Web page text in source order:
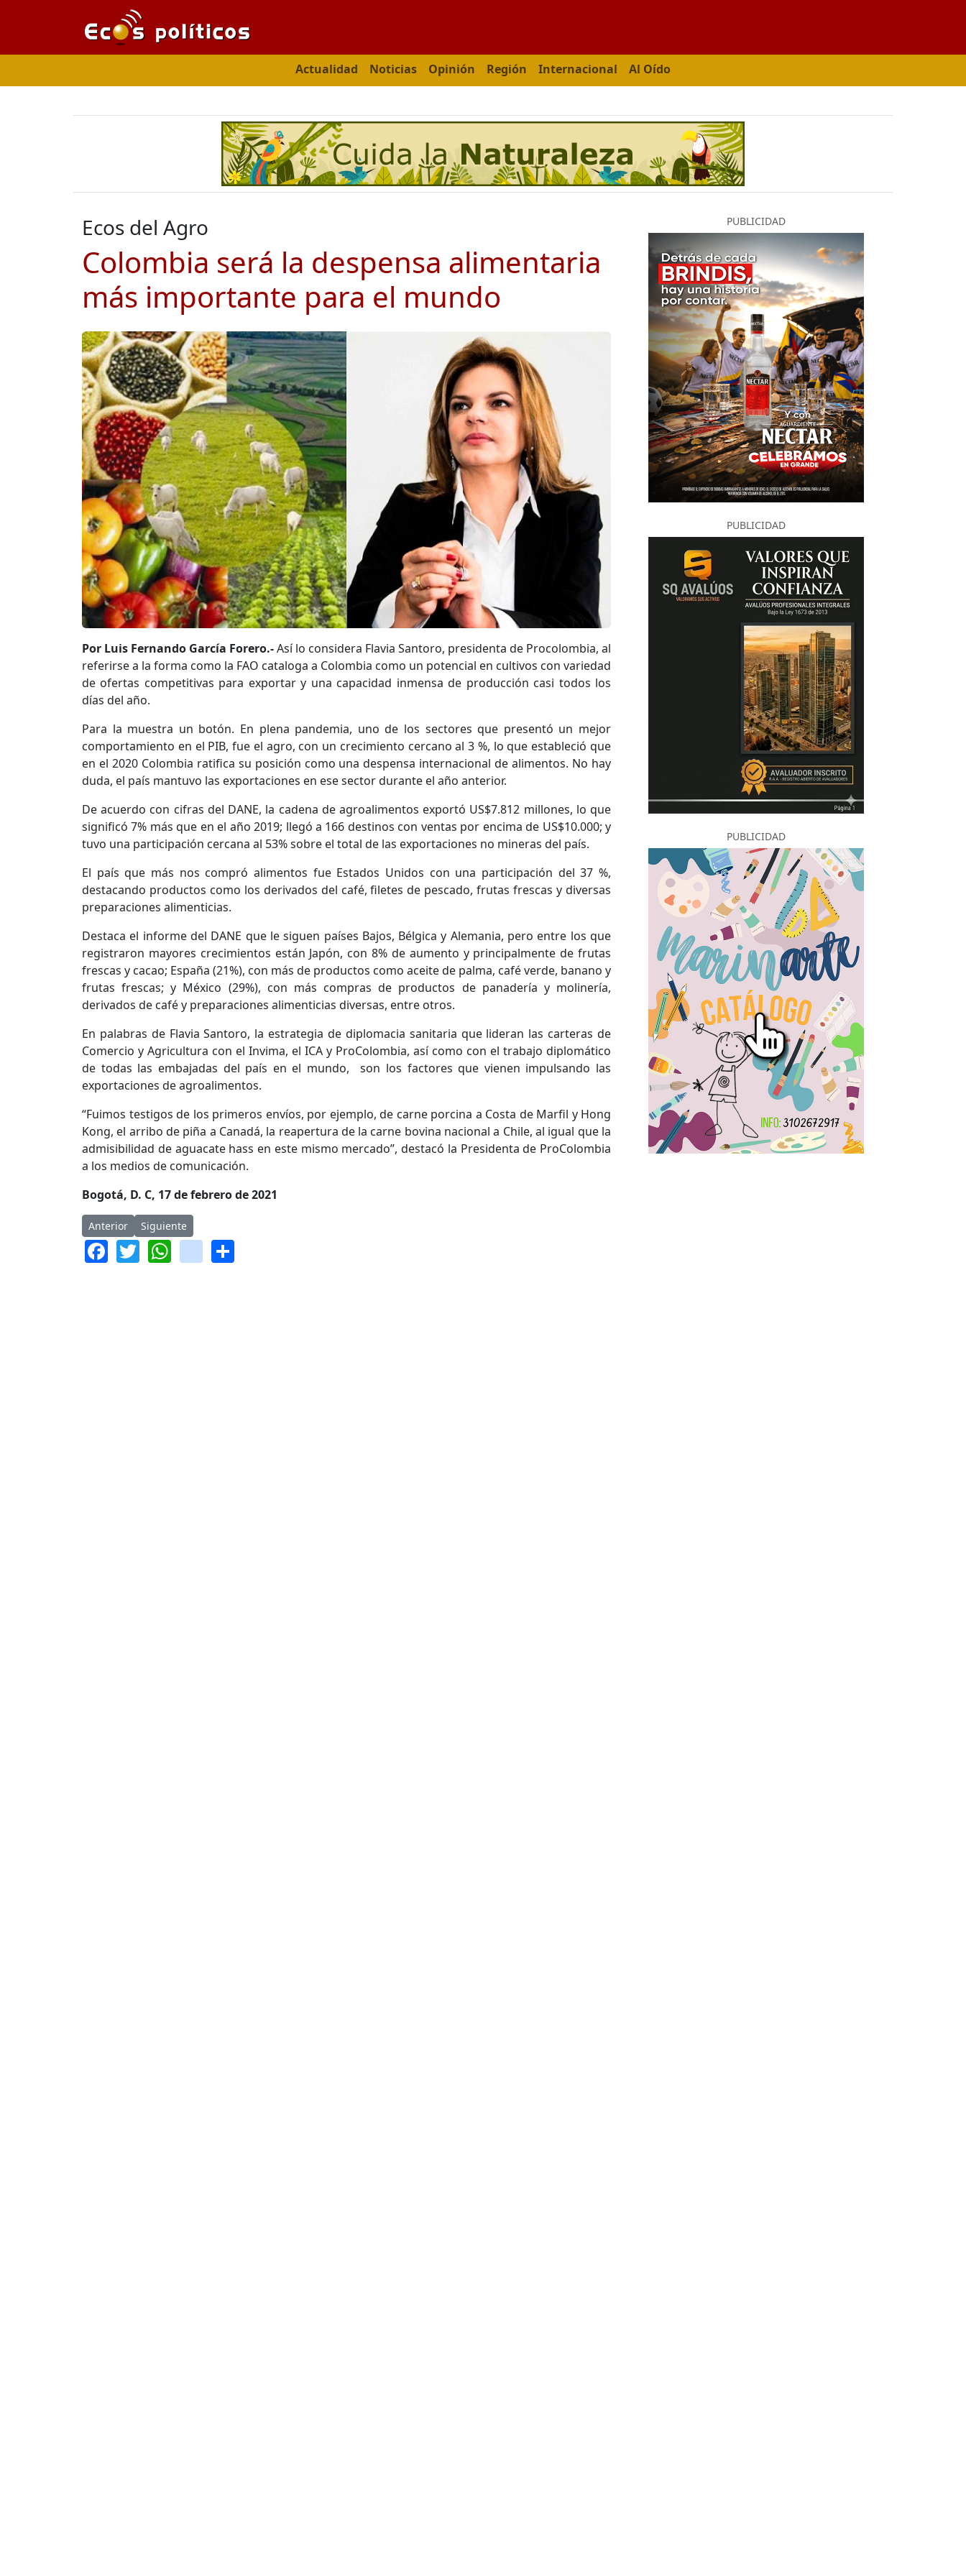
Actualidad Noticias Opinión Región Internacional Al Oído
Ecos del Agro
Colombia será la despensa alimentaria
más importante para el mundo
Por Luis Fernando García Forero.-Así lo considera Flavia Santoro, presidenta de Procolombia, al
referirse a la forma como la FAO cataloga a Colombia como un potencial en cultivos con variedad
de ofertas competitivas para exportar y una capacidad inmensa de producción casi todos los
días del año.
Para la muestra un botón. En plena pandemia, uno de los sectores que presentó un mejor
comportamiento en el PIB, fue el agro, con un crecimiento cercano al 3 %, lo que estableció que
en el 2020 Colombia ratifica su posición como una despensa internacional de alimentos. No hay
duda, el país mantuvo las exportaciones en ese sector durante el año anterior.
De acuerdo con cifras del DANE, la cadena de agroalimentos exportó US$7.812 millones, lo que
significó 7% más que en el año 2019; llegó a 166 destinos con ventas por encima de US$10.000; y
tuvo una participación cercana al 53% sobre el total de las exportaciones no mineras del país.
El país que más nos compró alimentos fue Estados Unidos con una participación del 37 %,
destacando productos como los derivados del café, filetes de pescado, frutas frescas y diversas
preparaciones alimenticias.
Destaca el informe del DANE que le siguen países Bajos, Bélgica y Alemania, pero entre los que
registraron mayores crecimientos están Japón, con 8% de aumento y principalmente de frutas
frescas y cacao; España (21%), con más de productos como aceite de palma, café verde, banano y
frutas frescas; y México (29%), con más compras de productos de panadería y molinería,
derivados de café y preparaciones alimenticias diversas, entre otros.
En palabras de Flavia Santoro, la estrategia de diplomacia sanitaria que lideran las carteras de
Comercio y Agricultura con el Invima, el ICA y ProColombia, así como con el trabajo diplomático
de todas las embajadas del país en el mundo, son los factores que vienen impulsando las
exportaciones de agroalimentos.
“Fuimos testigos de los primeros envíos, por ejemplo, de carne porcina a Costa de Marfil y Hong
Kong, el arribo de piña a Canadá, la reapertura de la carne bovina nacional a Chile, al igual que la
admisibilidad de aguacate hass en este mismo mercado”, destacó la Presidenta de ProColombia
a los medios de comunicación.
Bogotá, D. C, 17 de febrero de 2021
Artículo anterior: “A las flores en bici”, una iniciativa que promueve los derechos de las mujeres de la floricultura
Anterior Artículo siguiente: 8,6 millones de euros destinó la UE para el acceso integral a la tierra en Colombia
Siguiente
Facebook
Twitter
WhatsApp
instagram
PUBLICIDAD
PUBLICIDAD
PUBLICIDAD